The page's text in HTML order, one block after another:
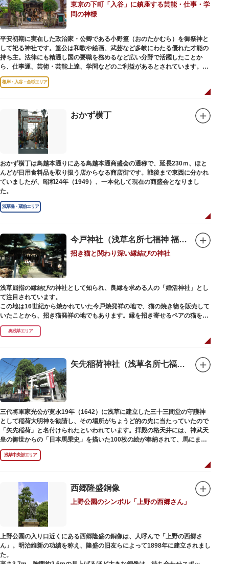
東京の下町「入谷」に鎮座する芸能・仕事・学
問の神様
平安初期に実在した政治家・公卿である小野篁（おのたかむら）を御祭神と
して祀る神社です。篁公は和歌や絵画、武芸など多岐にわたる優れた才能の
持ち主。法律にも精通し国の要職を務めるなど広い分野で活躍したことか
ら、仕事運、芸術・芸能上達、学問などのご利益があるとされています。
境内には、国の重要有形民俗文化財であるミニチュアの富士山「富士塚」
や、日本三大に数えられる「庚申塚」、昭和を代表する囲碁棋士・藤沢秀行
印は、うっとりするほど美しいデザインで人気を博しています。
江戸後期には、学問の神様である菅原道真公も回向院より遷され、境内にあ
る末社を含めて15柱もの神様が祀られています。俳優の渥美清が願をかけた
神社としても知られ、映画「男はつらいよ」で寅さんが首にかけているお守
りは、ここ小野照崎神社のものです。
根岸・入谷・金杉エリア
おかず横丁
おかず横丁は鳥越本通りにある鳥越本通商盛会の通称で、延長230ｍ、ほと
んどが日用食料品を取り扱う店からなる商店街です。戦後まで東西に分かれ
ていましたが、昭和24年（1949）、一本化して現在の商盛会となりまし
た。
浅草橋・蔵前エリア
今戸神社（浅草名所七福神 福禄寿）
招き猫と関わり深い縁結びの神社
浅草屈指の縁結びの神社として知られ、良縁を求める人の「婚活神社」とし
て注目されています。
この地は16世紀から焼かれていた今戸焼発祥の地で、猫の焼き物を販売して
いたことから、招き猫発祥の地でもあります。縁を招き寄せるペアの猫をモ
チーフにした絵馬や御朱印帳も人気です。
1063（康平6）年、時の奥羽鎮守府源頼朝・義家父子が祈願し鎌倉の鶴ヶ丘
末に活躍した新選組沖田総司の終焉の地の碑も佇んでいます。また、浅草名
所七福神の福禄寿が祀られており、七福神詣りの参拝客でも賑わうスポット
です。
奥浅草エリア
矢先稲荷神社（浅草名所七福神 福禄寿）
三代将軍家光公が寛永19年（1642）に浅草に建立した三十三間堂の守護神
として稲荷大明神を勧請し、その場所がちょうど的の先に当たっていたので
「矢先稲荷」と名付けられたといわれています。拝殿の格天井には、神武天
皇の御世からの「日本馬乗史」を描いた100枚の絵が奉納されて、馬にまつ
わる歴史が一目瞭然に理解できます。
浅草中央部エリア
西郷隆盛銅像
上野公園のシンボル「上野の西郷さん」
上野公園の入り口近くにある西郷隆盛の銅像は、人呼んで「上野の西郷さ
ん」。明治維新の功績を称え、隆盛の旧友らによって1898年に建立されまし
た。